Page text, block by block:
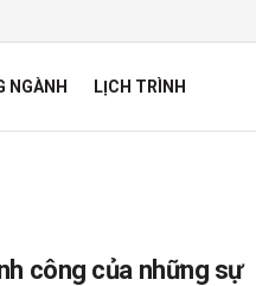
NGÀNH LỊCH TRÌNH
công của những sự